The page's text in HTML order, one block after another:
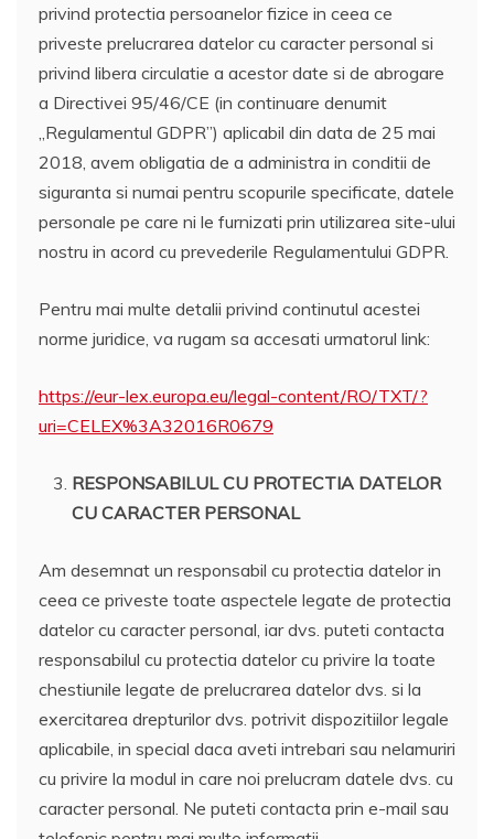
privind protectia persoanelor fizice in ceea ce
priveste prelucrarea datelor cu caracter personal si
privind libera circulatie a acestor date si de abrogare
a Directivei 95/46/CE (in continuare denumit
„Regulamentul GDPR”) aplicabil din data de 25 mai
2018, avem obligatia de a administra in conditii de
siguranta si numai pentru scopurile specificate, datele
personale pe care ni le furnizati prin utilizarea site-ului
nostru in acord cu prevederile Regulamentului GDPR.
Pentru mai multe detalii privind continutul acestei
norme juridice, va rugam sa accesati urmatorul link:
https://eur-lex.europa.eu/legal-content/RO/TXT/?
uri=CELEX%3A32016R0679
RESPONSABILUL CU PROTECTIA DATELOR
CU CARACTER PERSONAL
Am desemnat un responsabil cu protectia datelor in
ceea ce priveste toate aspectele legate de protectia
datelor cu caracter personal, iar dvs. puteti contacta
responsabilul cu protectia datelor cu privire la toate
chestiunile legate de prelucrarea datelor dvs. si la
exercitarea drepturilor dvs. potrivit dispozitiilor legale
aplicabile, in special daca aveti intrebari sau nelamuriri
cu privire la modul in care noi prelucram datele dvs. cu
caracter personal. Ne puteti contacta prin e-mail sau